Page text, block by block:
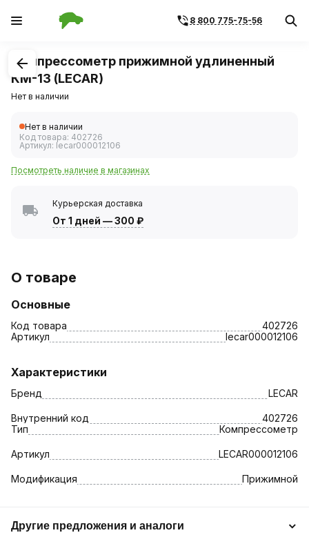
8 800 775-75-56
1/2
Компрессометр прижимной удлиненный
КМ-13 (LECAR)
Нет в наличии
Нет в наличии
Код товара: 402726
Артикул: lecar000012106
Посмотреть наличие в магазинах
Курьерская доставка
От 1 дней —300 ₽
О товаре
Основные
Код товара
402726
Артикул
lecar000012106
Характеристики
Бренд LECAR
Внутренний код
402726
Тип
Компрессометр
Артикул LECAR000012106
Модификация Прижимной
Другие предложения и аналоги